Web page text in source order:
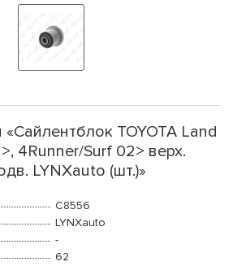
TOYOTA Land
4Runner/Surf 02> верх.
LYNXauto (шт.)»
C8556
LYNXauto
-
62